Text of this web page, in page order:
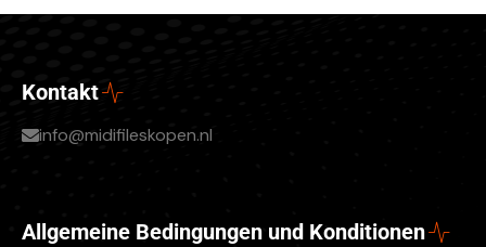
Kontakt
info@midifileskopen.nl
Allgemeine Bedingungen und Konditionen